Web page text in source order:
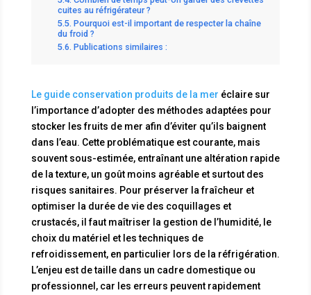
cuites au réfrigérateur ?
Pourquoi est-il important de respecter la chaîne
du froid ?
Publications similaires :
Le guide conservation produits de la mer éclaire sur
l’importance d’adopter des méthodes adaptées pour
stocker les fruits de mer afin d’éviter qu’ils baignent
dans l’eau. Cette problématique est courante, mais
souvent sous-estimée, entraînant une altération rapide
de la texture, un goût moins agréable et surtout des
risques sanitaires. Pour préserver la fraîcheur et
optimiser la durée de vie des coquillages et
crustacés, il faut maîtriser la gestion de l’humidité, le
choix du matériel et les techniques de
refroidissement, en particulier lors de la réfrigération.
L’enjeu est de taille dans un cadre domestique ou
professionnel, car les erreurs peuvent rapidement